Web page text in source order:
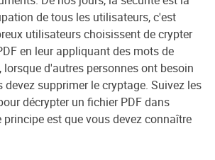
de tous les utilisateurs, c'est
utilisateurs choisissent de crypter
en leur appliquant des mots de
lorsque d'autres personnes ont besoin
devez supprimer le cryptage. Suivez les
décrypter un fichier PDF dans
principe est que vous devez connaître